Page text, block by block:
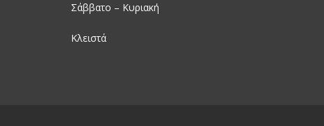
Σάββατο – Κυριακή
Κλειστά